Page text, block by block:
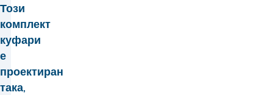
Този
комплект
куфари
е
проектиран
така,